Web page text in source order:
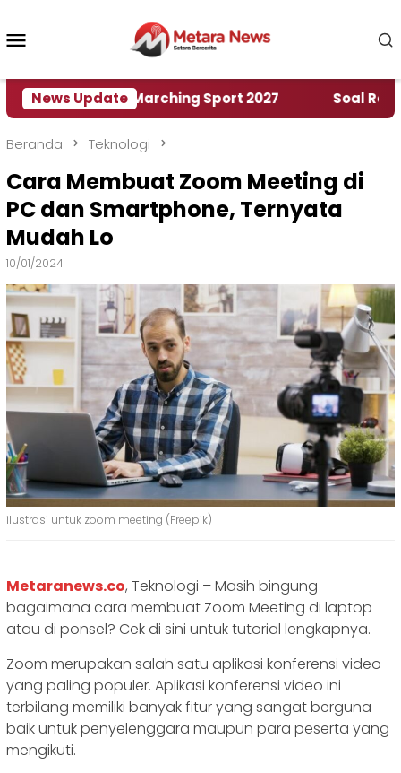
konten
News Update
World Marching Sport 2027 ‎Soal Rencana
Beranda Teknologi
Cara Membuat Zoom Meeting di
PC dan Smartphone, Ternyata
Mudah Lo
10/01/2024
ilustrasi untuk zoom meeting (Freepik)
Metaranews.co, Teknologi – Masih bingung
bagaimana cara membuat Zoom Meeting di laptop
atau di ponsel? Cek di sini untuk tutorial lengkapnya.
Zoom merupakan salah satu aplikasi konferensi video
yang paling populer. Aplikasi konferensi video ini
terbilang memiliki banyak fitur yang sangat berguna
baik untuk penyelenggara maupun para peserta yang
mengikuti.